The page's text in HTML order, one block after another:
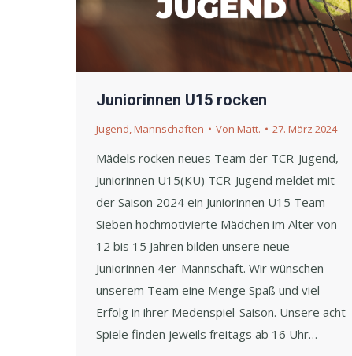
Juniorinnen U15 rocken
Jugend Mannschaften Von Matt. 27. März 2024
Mädels rocken neues Team der TCR-Jugend,
Juniorinnen U15(KU) TCR-Jugend meldet mit
der Saison 2024 ein Juniorinnen U15 Team
Sieben hochmotivierte Mädchen im Alter von
12 bis 15 Jahren bilden unsere neue
Juniorinnen 4er-Mannschaft. Wir wünschen
unserem Team eine Menge Spaß und viel
Erfolg in ihrer Medenspiel-Saison. Unsere acht
Spiele finden jeweils freitags ab 16 Uhr…